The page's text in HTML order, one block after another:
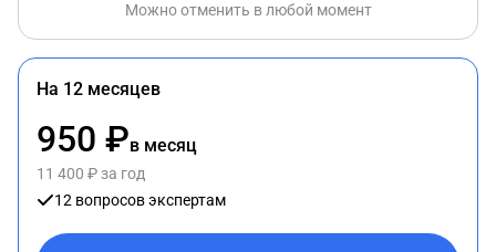
Можно отменить в любой момент
На 12 месяцев
950 ₽в месяц
11 400 ₽ за год
12 вопросов экспертам